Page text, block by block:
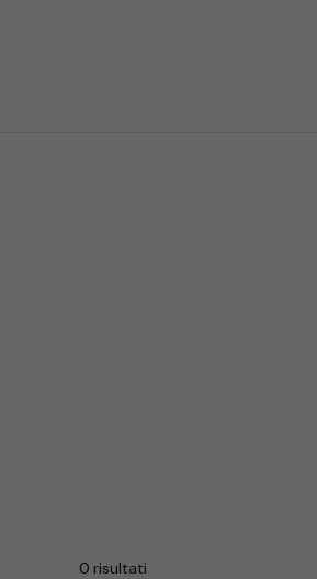
0 risultati